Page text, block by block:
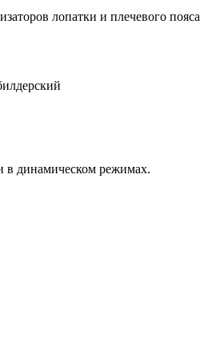
лопатки и плечевого пояса
в динамическом режимах.